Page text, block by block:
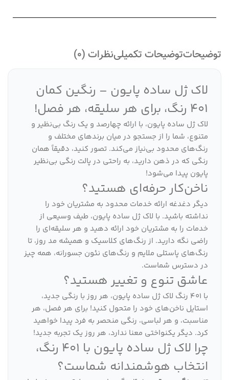
توضیحاتتوضیحات تکمیلینظرات (0)
لاک ژل ساده پایون – رنگین کمان
401 رنگ، برای هر سلیقه، هر فصل!
لاک ژل ساده پایون، با ارائه چهارصد و یک رنگ بی‌نظیر و
متنوع، شما را از جستجو در میان برندهای مختلف و
رنگ‌های محدود بی‌نیاز می‌کند. تصور کنید، دقیقاً همان
رنگی که در ذهن دارید، به راحتی در پالت رنگی بی‌نظیر
پایون پیدا می‌شود!
ناخن‌کار حرفه‌ای هستید؟
دیگر دغدغه ارائه خدمات محدود به مشتریان خود را
نداشته باشید. با لاک ژل ساده پایون، طیف وسیعی از
خدمات را به مشتریان خود ارائه دهید و هر سلیقه‌ای را
راضی نگه دارید. از رنگ‌های کلاسیک و همیشه مد روز، تا
رنگ‌های پاستلی ملایم و رنگ‌های نئون جسورانه، همه چیز
در دسترس شماست.
عاشق تنوع و تغییر هستید؟
با 401 رنگ لاک ژل ساده پایون، هر روز با رنگی جدید،
استایل ناخن‌های خود را متحول کنید! برای هر فصل، هر
مناسبت، و هر لباسی، رنگی منحصر به فرد پیدا خواهید
کرد. دیگر یکنواختی معنا ندارد، هر روز یک تجربه جدید!
چرا لاک ژل ساده پایون با 401 رنگ،
انتخاب هوشمندانه شماست؟